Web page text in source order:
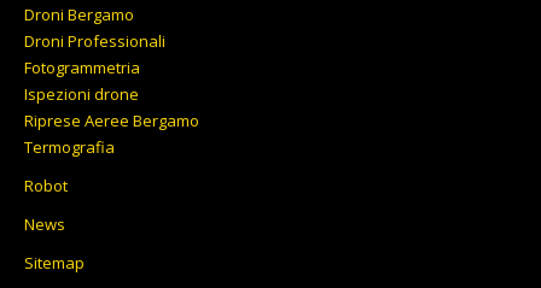
Droni Bergamo
Droni Professionali
Fotogrammetria
Ispezioni drone
Riprese Aeree Bergamo
Termografia
Robot
News
Sitemap